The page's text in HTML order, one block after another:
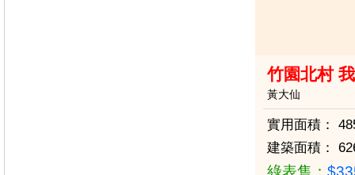
竹園北村
黃大仙
實用面積：
建築面積：
綠表售：